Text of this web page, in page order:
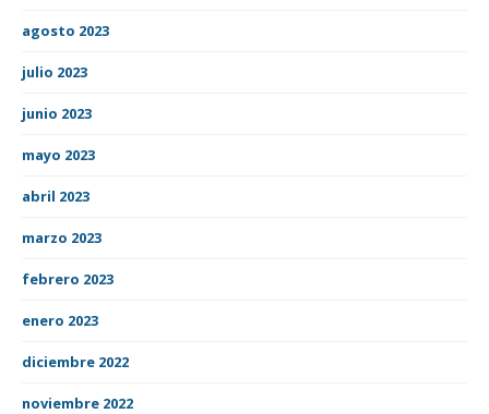
agosto 2023
julio 2023
junio 2023
mayo 2023
abril 2023
marzo 2023
febrero 2023
enero 2023
diciembre 2022
noviembre 2022